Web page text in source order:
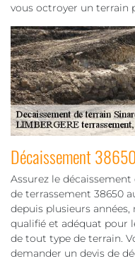
vous octroyer un terrain
Décaissement
Assurez le
de terrassement 38650
depuis plusieurs
qualifié et adéquat pour
de tout type de terrain.
demander un devis de